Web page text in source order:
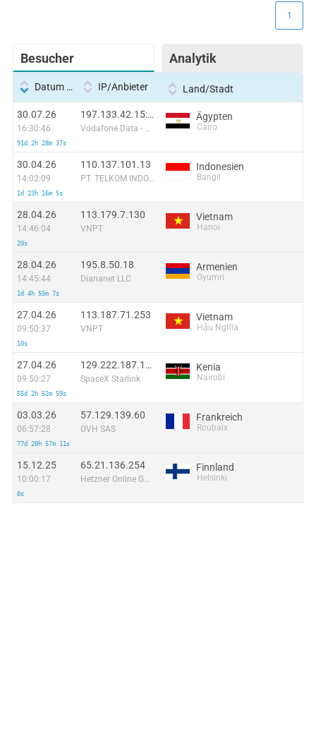
Besucher Analytik
1
Datum und Uhrzeit IP/Anbieter Land/Stadt
30.07.26
16:30:46
91d 2h 28m 37s
197.133.42.15:46623
Vodafone Data - Egypt
Ägypten
Cairo
30.04.26
14:02:09
1d 23h 16m 5s
110.137.101.13
PT. TELKOM INDONESIA
Indonesien
Bangil
28.04.26
14:46:04
20s
113.179.7.130
VNPT
Vietnam
Hanoi
28.04.26
14:45:44
1d 4h 55m 7s
195.8.50.18
Diananet LLC
Armenien
Gyumri
27.04.26
09:50:37
10s
113.187.71.253
VNPT
Vietnam
Hậu Nghĩa
27.04.26
09:50:27
55d 2h 52m 59s
129.222.187.163
SpaceX Starlink
Kenia
Nairobi
03.03.26
06:57:28
77d 20h 57m 11s
57.129.139.60
OVH SAS
Frankreich
Roubaix
15.12.25
10:00:17
0s
65.21.136.254
Hetzner Online GmbH
Finnland
Helsinki